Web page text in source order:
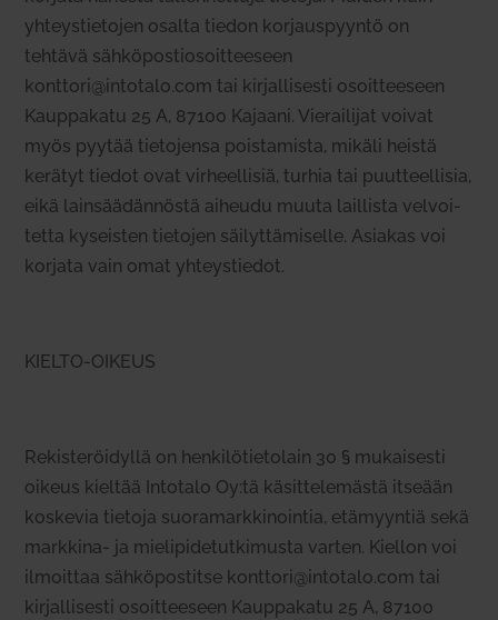
yhteys­tie­tojen osalta tiedon kor­jaus­pyyntö on
tehtävä säh­kö­pos­tio­soit­teeseen
konttori@intotalo.com tai kir­jal­li­sesti osoit­teeseen
Kaup­pakatu 25 A, 87100 Kajaani. Vie­rai­lijat voivat
myös pyytää tie­to­jensa pois­ta­mista, mikäli heistä
kerätyt tiedot ovat vir­heel­lisiä, turhia tai puut­teel­lisia,
eikä lain­sää­dän­nöstä aiheudu muuta lail­lista vel­voi­
tetta kyseisten tie­tojen säi­lyt­tä­mi­selle. Asiakas voi
korjata vain omat yhteys­tiedot.
KIELTO-OIKEUS
Rekis­te­röi­dyllä on hen­ki­lö­tie­tolain 30 § mukai­sesti
oikeus kieltää Intotalo Oy:tä käsit­te­le­mästä itseään
kos­kevia tietoja suo­ra­mark­ki­nointia, etä­myyntiä sekä
markkina- ja mie­li­pi­de­tut­ki­musta varten. Kiellon voi
ilmoittaa säh­kö­pos­titse konttori@intotalo.com tai
kir­jal­li­sesti osoit­teeseen Kaup­pakatu 25 A, 87100